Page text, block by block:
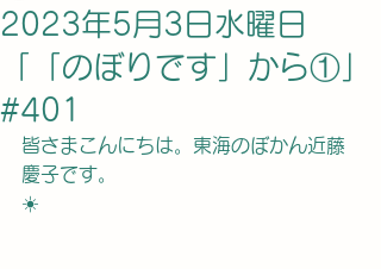
2023年5月3日水曜日
「「のぼりです」から①」
#401
皆さまこんにちは。東海のぼかん近藤
慶子です。
☀️